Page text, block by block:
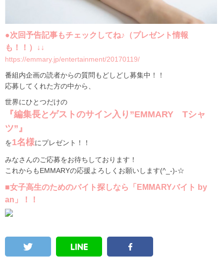
●次回予告記事もチェックしてね♪（プレゼント情報
も！！）↓↓
https://emmary.jp/entertainment/20170119/
番組内企画の読者からの質問もどしどし募集中！！
応募してくれた方の中から、
世界にひとつだけの
『編集長とゲストのサイン入り”EMMARY Tシャ
ツ”』
を1名様にプレゼント！！
みなさんのご応募をお待ちしております！
これからもEMMARYの応援よろしくお願いします(^_-)-☆
■女子高生のためのバイト探しなら「EMMARYバイト by
an」！！